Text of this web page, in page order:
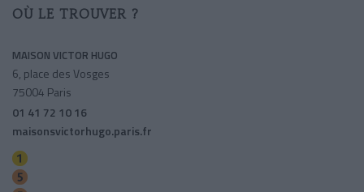
OÙ LE TROUVER ?
MAISON VICTOR HUGO
6, place des Vosges
75004 Paris
01 41 72 10 16
maisonsvictorhugo.paris.fr